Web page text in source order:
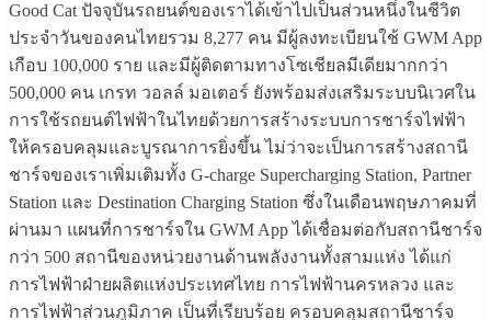
Good Cat ปัจจุบันรถยนต์ของเราได้เข้าไปเป็นส่วนหนึ่งในชีวิต
ประจำวันของคนไทยรวม 8,277 คน มีผู้ลงทะเบียนใช้ GWM App
เกือบ 100,000 ราย และมีผู้ติดตามทางโซเชียลมีเดียมากกว่า
500,000 คน เกรท วอลล์ มอเตอร์ ยังพร้อมส่งเสริมระบบนิเวศใน
การใช้รถยนต์ไฟฟ้าในไทยด้วยการสร้างระบบการชาร์จไฟฟ้า
ให้ครอบคลุมและบูรณาการยิ่งขึ้น ไม่ว่าจะเป็นการสร้างสถานี
ชาร์จของเราเพิ่มเติมทั้ง G-charge Supercharging Station, Partner
Station และ Destination Charging Station ซึ่งในเดือนพฤษภาคมที่
ผ่านมา แผนที่การชาร์จใน GWM App ได้เชื่อมต่อกับสถานีชาร์จ
กว่า 500 สถานีของหน่วยงานด้านพลังงานทั้งสามแห่ง ได้แก่
การไฟฟ้าฝ่ายผลิตแห่งประเทศไทย การไฟฟ้านครหลวง และ
การไฟฟ้าส่วนภูมิภาค เป็นที่เรียบร้อย ครอบคลุมสถานีชาร์จ